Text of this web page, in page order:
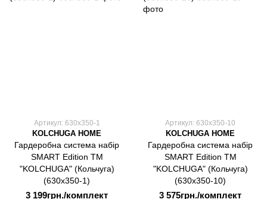
Артикул: 630х350-1
KOLCHUGA HOME
Гардеробна система набір
SMART Edition ТМ
"KOLCHUGA" (Кольчуга)
(630х350-1)
3 199грн./комплект
Артикул: 630х350-10
KOLCHUGA HOME
Гардеробна система набір
SMART Edition ТМ
"KOLCHUGA" (Кольчуга)
(630х350-10)
3 575грн./комплект